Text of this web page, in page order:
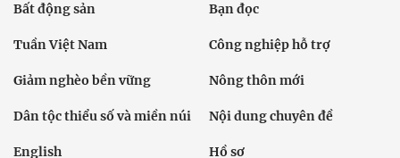
Bất động sản Bạn đọc
Tuần Việt Nam Công nghiệp hỗ trợ
Giảm nghèo bền vững Nông thôn mới
Dân tộc thiểu số và miền núi Nội dung chuyên đề
English Hồ sơ